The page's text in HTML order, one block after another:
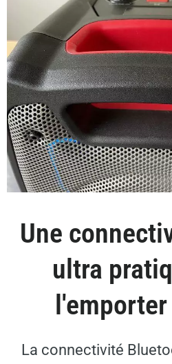
Une
ultra
La connectivité